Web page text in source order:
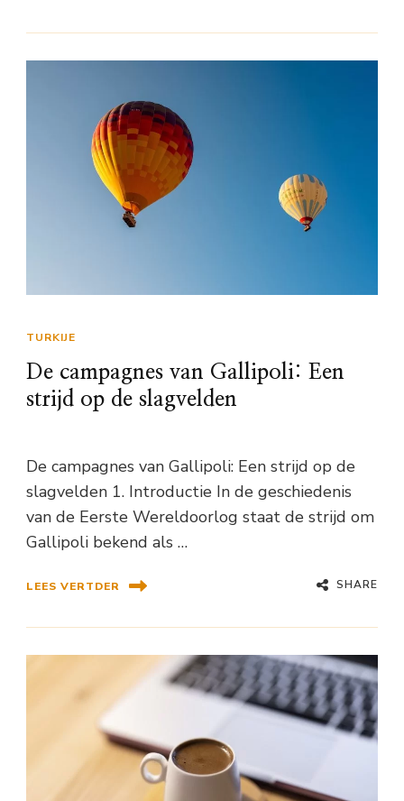
TURKIJE
De campagnes van Gallipoli: Een
strijd op de slagvelden
De campagnes van Gallipoli: Een strijd op de
slagvelden 1. Introductie In de geschiedenis
van de Eerste Wereldoorlog staat de strijd om
Gallipoli bekend als …
LEES VERTDER SHARE